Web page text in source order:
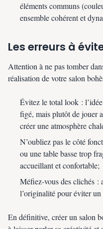
éléments communs
ensemble cohérent et
Les erreurs à
Attention à ne pas tomber
réalisation de votre salon
Évitez le total look :
figé, mais plutôt de jouer
créer une atmosphère
N’oubliez pas le côté
ou une table basse trop
accueillant et confortable;
Méfiez-vous des clichés :
l’originalité pour éviter
En définitive, créer un salon